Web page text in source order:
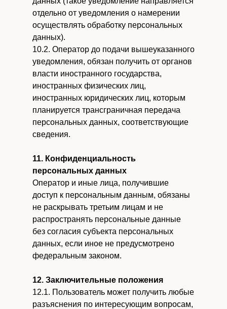
отдельно от уведомления о намерении
осуществлять обработку персональных
данных).
10.2. Оператор до подачи вышеуказанного
уведомления, обязан получить от органов
власти иностранного государства,
иностранных физических лиц,
иностранных юридических лиц, которым
планируется трансграничная передача
персональных данных, соответствующие
сведения.
11. Конфиденциальность
персональных данных
Оператор и иные лица, получившие
доступ к персональным данным, обязаны
не раскрывать третьим лицам и не
распространять персональные данные
без согласия субъекта персональных
данных, если иное не предусмотрено
федеральным законом.
12. Заключительные положения
12.1. Пользователь может получить любые
разъяснения по интересующим вопросам,